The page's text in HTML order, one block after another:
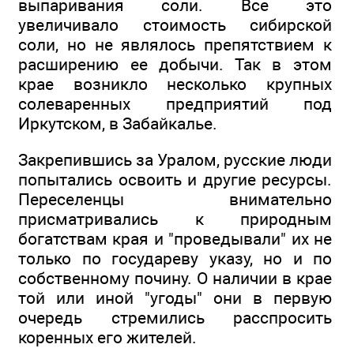
выпаривания соли. Все это
увеличивало стоимость сибирской
соли, но не являлось препятствием к
расширению ее добычи. Так в этом
крае возникло несколько крупных
солеваренных предприятий под
Иркутском, в Забайкалье.
Закрепившись за Уралом, русские люди
попытались освоить и другие ресурсы.
Переселенцы внимательно
присматривались к природным
богатствам края и "проведывали" их не
только по государеву указу, но и по
собственному почину. О наличии в крае
той или иной "угоды" они в первую
очередь стремились расспросить
коренных его жителей.